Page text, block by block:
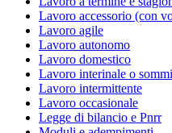
Lavoro accessorio (con
Lavoro agile
Lavoro autonomo
Lavoro domestico
Lavoro interinale o
Lavoro intermittente
Lavoro occasionale
Legge di bilancio e Pnrr